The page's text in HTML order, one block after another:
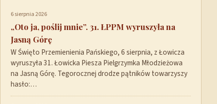
6 sierpnia 2026
„Oto ja, poślij mnie”. 31. ŁPPM wyruszyła na
Jasną Górę
W Święto Przemienienia Pańskiego, 6 sierpnia, z Łowicza
wyruszyła 31. Łowicka Piesza Pielgrzymka Młodzieżowa
na Jasną Górę. Tegorocznej drodze pątników towarzyszy
hasło:…